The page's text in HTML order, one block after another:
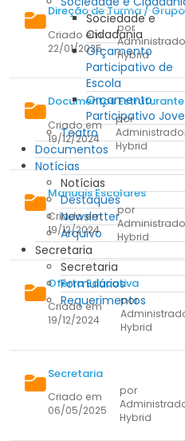
Sociedade e
Cidadania
Orçamento
Participativo de
Escola
Orçamento
Participativo
Teatro
Documentos
Notícias
Notícias
Destaques
Newsletter
Arquivo
Secretaria
Secretaria
Formulários
Requerimentos
Direção de Turma / Grupo
Criado em
22/01/2025
por
Hybrid
Documentos
Criado em
19/12/2024
por
Hybrid
Manuais Escolares
Criado em
19/12/2024
por
Hybrid
Oferta Educativa
Criado em
19/12/2024
por
Hybrid
Secretaria
Criado em
06/05/2025
por
Hybrid